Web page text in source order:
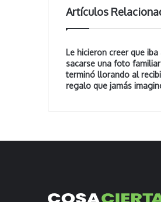
Artículos
Le hicieron creer que iba
sacarse una foto
terminó llorando al
regalo que jamás